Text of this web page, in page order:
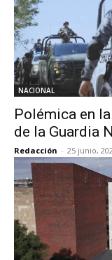
NACIONAL
Polémica en
de la Guardia
Redacción - 25 junio,